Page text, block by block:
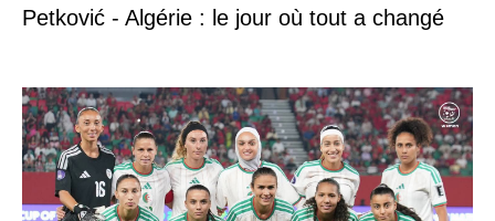
Petković - Algérie : le jour où tout a changé